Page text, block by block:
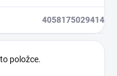
4058175029414
položce.